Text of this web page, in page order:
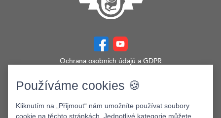
Ochrana osobních údajů a GDPR
Zobrazit verzi webu pro PC
©2026. Dopravní podnik města Pardubic a.s.
Používáme cookies 🍪
Kliknutím na „Přijmout“ nám umožníte používat soubory
cookie na těchto stránkách. Jednotlivé kategorie můžete